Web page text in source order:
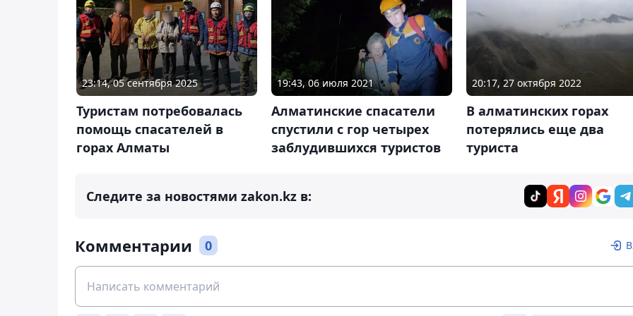
23:14, 05 сентября 2025
Туристам потребовалась
помощь спасателей в
горах Алматы
19:43, 06 июля 2021
Алматинские спасатели
спустили с гор четырех
заблудившихся туристов
20:17, 27 октября 2022
В алматинских горах
потерялись еще два
туриста
Следите за новостями zakon.kz в:
Комментарии 0